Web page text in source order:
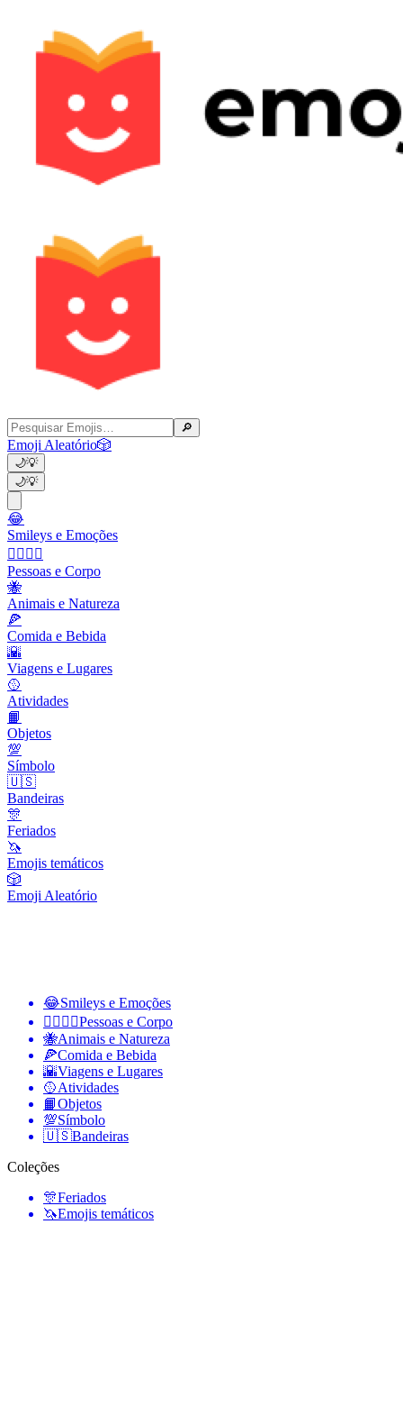
🔎
Emoji Aleatório🎲
🌙💡
🌙💡
😂
Smileys e Emoções
👩‍❤️‍💋‍👨
Pessoas e Corpo
🐝
Animais e Natureza
🍕
Comida e Bebida
🌇
Viagens e Lugares
🥎
Atividades
📙
Objetos
💯
Símbolo
🇺🇸
Bandeiras
🎊
Feriados
🦄
Emojis temáticos
🎲
Emoji Aleatório
😂Smileys e Emoções
👩‍❤️‍💋‍👨Pessoas e Corpo
🐝Animais e Natureza
🍕Comida e Bebida
🌇Viagens e Lugares
🥎Atividades
📙Objetos
💯Símbolo
🇺🇸Bandeiras
Coleções
🎊Feriados
🦄Emojis temáticos